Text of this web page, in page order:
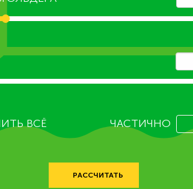
ВСЁ ЧАСТИЧНО
РАССЧИТАТЬ